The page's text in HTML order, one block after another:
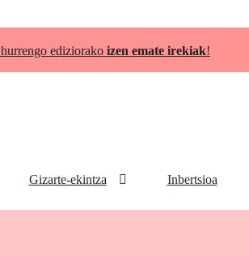
hurrengo ediziorako izen emate irekiak!
Gizarte-ekintza Inbertsioa